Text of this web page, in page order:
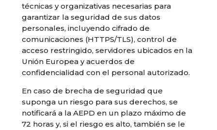
técnicas y organizativas necesarias para
garantizar la seguridad de sus datos
personales, incluyendo cifrado de
comunicaciones (HTTPS/TLS), control de
acceso restringido, servidores ubicados en la
Unión Europea y acuerdos de
confidencialidad con el personal autorizado.
En caso de brecha de seguridad que
suponga un riesgo para sus derechos, se
notificará a la AEPD en un plazo máximo de
72 horas y, si el riesgo es alto, también se le